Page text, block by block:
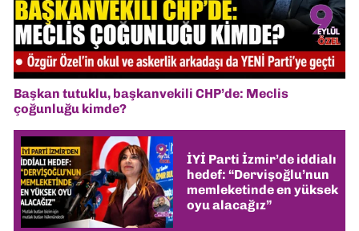
Başkan tutuklu, başkanvekili CHP’de: Meclis
çoğunluğu kimde?
İYİ Parti İzmir’de iddialı
hedef: “Dervişoğlu’nun
memleketinde en yüksek
oyu alacağız”